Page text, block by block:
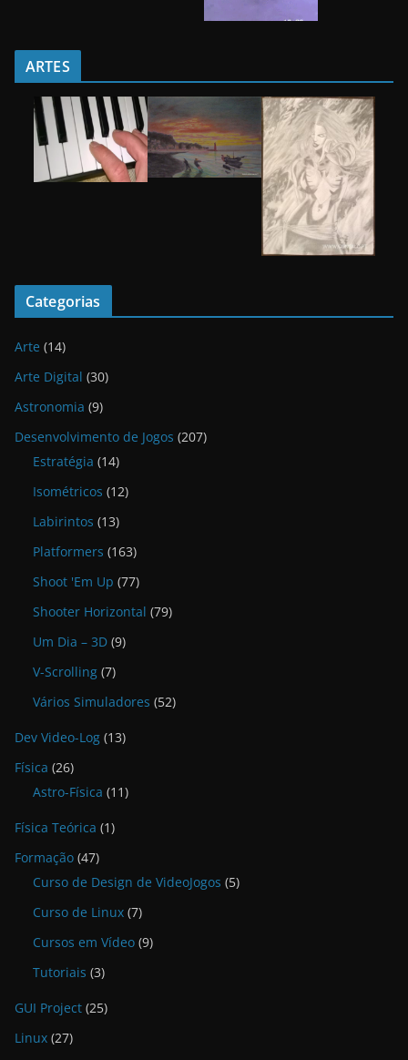
ARTES
Categorias
Arte (14)
Arte Digital (30)
Astronomia (9)
Desenvolvimento de Jogos (207)
Estratégia (14)
Isométricos (12)
Labirintos (13)
Platformers (163)
Shoot 'Em Up (77)
Shooter Horizontal (79)
Um Dia – 3D (9)
V-Scrolling (7)
Vários Simuladores (52)
Dev Video-Log (13)
Física (26)
Astro-Física (11)
Física Teórica (1)
Formação (47)
Curso de Design de VideoJogos (5)
Curso de Linux (7)
Cursos em Vídeo (9)
Tutoriais (3)
GUI Project (25)
Linux (27)